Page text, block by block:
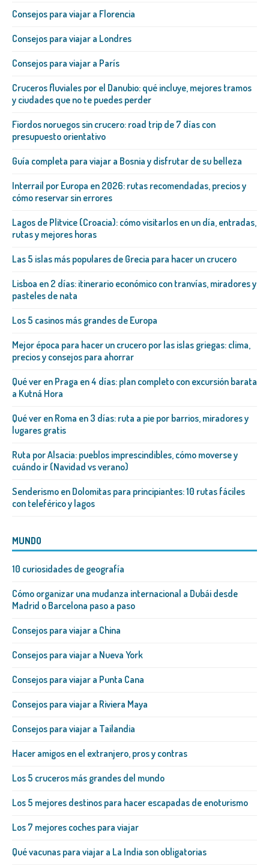
Consejos para viajar a Florencia
Consejos para viajar a Londres
Consejos para viajar a París
Cruceros fluviales por el Danubio: qué incluye, mejores tramos
y ciudades que no te puedes perder
Fiordos noruegos sin crucero: road trip de 7 días con
presupuesto orientativo
Guía completa para viajar a Bosnia y disfrutar de su belleza
Interrail por Europa en 2026: rutas recomendadas, precios y
cómo reservar sin errores
Lagos de Plitvice (Croacia): cómo visitarlos en un día, entradas,
rutas y mejores horas
Las 5 islas más populares de Grecia para hacer un crucero
Lisboa en 2 días: itinerario económico con tranvías, miradores y
pasteles de nata
Los 5 casinos más grandes de Europa
Mejor época para hacer un crucero por las islas griegas: clima,
precios y consejos para ahorrar
Qué ver en Praga en 4 días: plan completo con excursión barata
a Kutná Hora
Qué ver en Roma en 3 días: ruta a pie por barrios, miradores y
lugares gratis
Ruta por Alsacia: pueblos imprescindibles, cómo moverse y
cuándo ir (Navidad vs verano)
Senderismo en Dolomitas para principiantes: 10 rutas fáciles
con teleférico y lagos
MUNDO
10 curiosidades de geografía
Cómo organizar una mudanza internacional a Dubái desde
Madrid o Barcelona paso a paso
Consejos para viajar a China
Consejos para viajar a Nueva York
Consejos para viajar a Punta Cana
Consejos para viajar a Riviera Maya
Consejos para viajar a Tailandia
Hacer amigos en el extranjero, pros y contras
Los 5 cruceros más grandes del mundo
Los 5 mejores destinos para hacer escapadas de enoturismo
Los 7 mejores coches para viajar
Qué vacunas para viajar a La India son obligatorias